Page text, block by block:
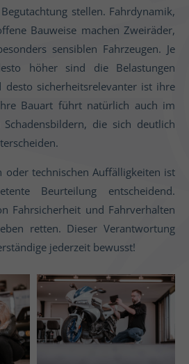
stellen. Fahrdynamik,
Bauweise machen Zweiräder,
sensiblen Fahrzeugen. Je
höher sind die Belastungen
desto sicherheitsrelevanter ist ihre
Bauart führt natürlich auch im
die sich deutlich
oder technischen Auffälligkeiten ist
Beurteilung entscheidend.
Fahrsicherheit und Fahrverhalten
retten. Dieser Verantwortung
jederzeit bewusst!